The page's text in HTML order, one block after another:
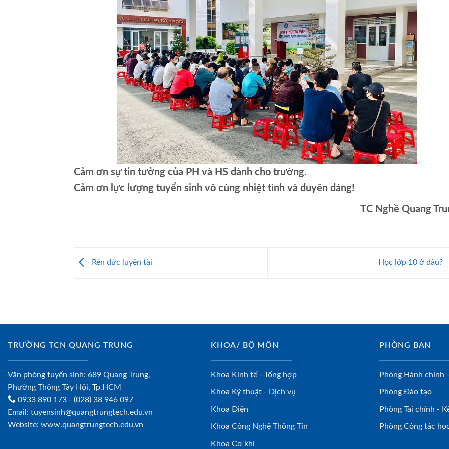
Cảm ơn sự tin tưởng của PH và HS dành cho trường.
Cảm ơn lực lượng tuyển sinh vô cùng nhiệt tình và duyên dáng!
TC Nghề Quang
Rèn đức luyện tài Học lớp 10 ở đâu?
TRƯỜNG TCN QUANG TRUNG
Văn phòng tuyển sinh: 689 Quang Trung,
Phường Thông Tây Hội, Tp.HCM
0933 890 173 - (028) 38 946 097
Email: tuyensinh@quangtrungtech.edu.vn
Website: www.quangtrungtech.edu.vn
KHOA/ BỘ MÔN
Khoa Kinh tế - Tổng hợp
Khoa Kỹ thuật - Dịch vụ
Khoa Điện
Khoa Công Nghệ Thông Tin
Khoa Cơ khí
PHÒNG BAN
Phòng Hành chính
Phòng Đào tạo
Phòng Tài chính -
Phòng Công tác